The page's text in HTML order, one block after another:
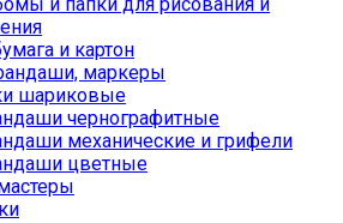
и папки для рисования и
и картон
маркеры
шариковые
чернографитные
механические и грифели
цветные